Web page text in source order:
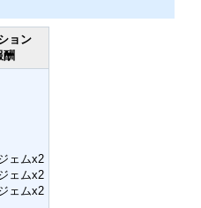
ョン
酬
ェムx2
ェムx2
ェムx2